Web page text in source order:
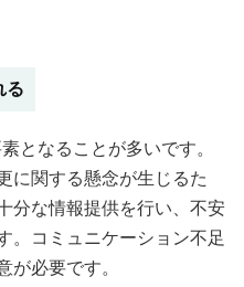
る
となることが多いです。
に関する懸念が生じるた
分な情報提供を行い、不安
。コミュニケーション不足
が必要です。